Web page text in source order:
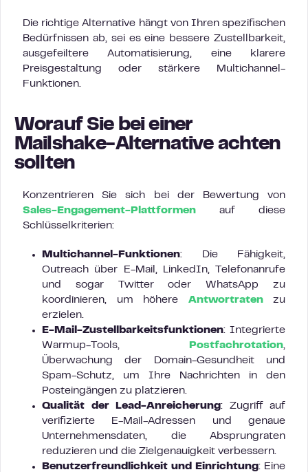
Die richtige Alternative hängt von Ihren spezifischen
Bedürfnissen ab, sei es eine bessere Zustellbarkeit,
ausgefeiltere Automatisierung, eine klarere
Preisgestaltung oder stärkere Multichannel-
Funktionen.
Worauf Sie bei einer
Mailshake-Alternative achten
sollten
Konzentrieren Sie sich bei der Bewertung von
Sales-Engagement-Plattformen auf diese
Schlüsselkriterien:
Multichannel-Funktionen: Die Fähigkeit,
Outreach über E-Mail, LinkedIn, Telefonanrufe
und sogar Twitter oder WhatsApp zu
koordinieren, um höhere Antwortratenzu
erzielen.
E-Mail-Zustellbarkeitsfunktionen: Integrierte
Warmup-Tools,
Postfachrotation,
Überwachung der Domain-Gesundheit und
Spam-Schutz, um Ihre Nachrichten in den
Posteingängen zu platzieren.
Qualität der Lead-Anreicherung: Zugriff auf
verifizierte E-Mail-Adressen und genaue
Unternehmensdaten, die Absprungraten
reduzieren und die Zielgenauigkeit verbessern.
Benutzerfreundlichkeit und Einrichtung: Eine